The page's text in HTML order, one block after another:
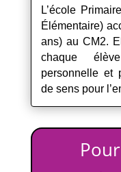
L’école
Élémentaire)
ans) au CM2.
chaque
personnelle et
de sens pour